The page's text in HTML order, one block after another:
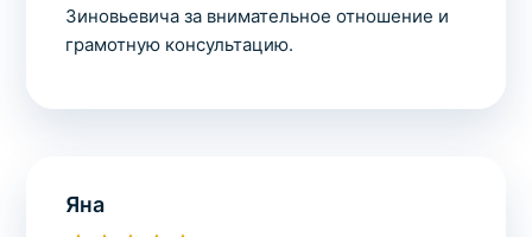
Зиновьевича за внимательное отношение и
грамотную консультацию.
Яна